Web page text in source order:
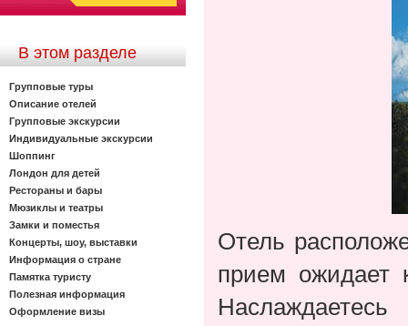
В этом разделе
Групповые туры
Описание отелей
Групповые экскурсии
Индивидуальные экскурсии
Шоппинг
Лондон для детей
Рестораны и бары
Мюзиклы и театры
Замки и поместья
Концерты, шоу, выставки
Информация о стране
Памятка туристу
Полезная информация
Оформление визы
Отель
прием ожидает
Наслаждаетесь